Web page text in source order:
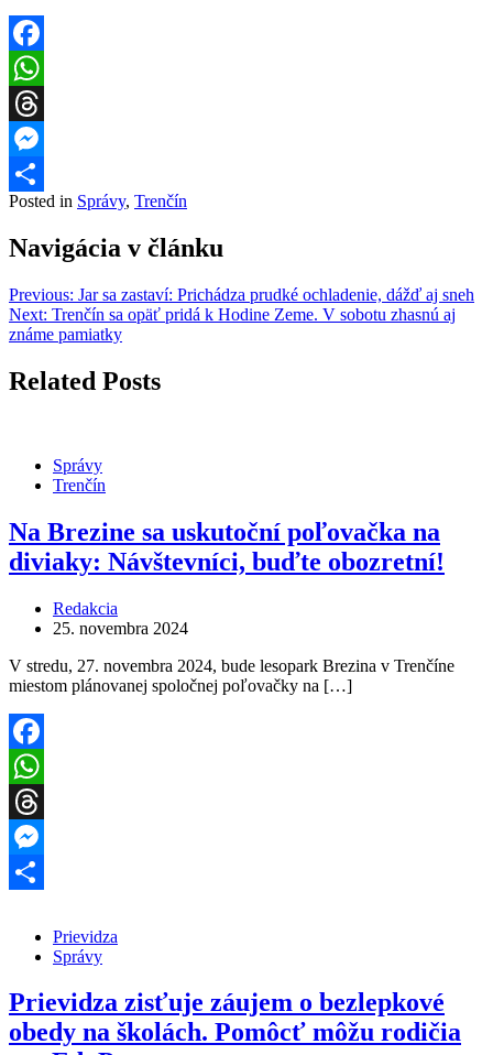
Facebook
WhatsApp
Threads
Messenger
Share
Posted in Správy, Trenčín
Navigácia v článku
Previous: Jar sa zastaví: Prichádza prudké ochladenie, dážď aj sneh
Next: Trenčín sa opäť pridá k Hodine Zeme. V sobotu zhasnú aj
známe pamiatky
Related Posts
Správy
Trenčín
Na Brezine sa uskutoční poľovačka na
diviaky: Návštevníci, buďte obozretní!
Redakcia
25. novembra 2024
V stredu, 27. novembra 2024, bude lesopark Brezina v Trenčíne
miestom plánovanej spoločnej poľovačky na […]
Facebook
WhatsApp
Threads
Messenger
Prievidza
Správy
Prievidza zisťuje záujem o bezlepkové
obedy na školách. Pomôcť môžu rodičia